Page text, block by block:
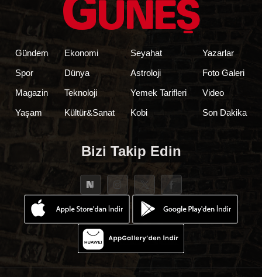
Gündem
Spor
Magazin
Yaşam
Ekonomi
Dünya
Teknoloji
Kültür&Sanat
Seyahat
Astroloji
Yemek Tarifleri
Kobi
Yazarlar
Foto Galeri
Video
Son Dakika
Bizi Takip Edin